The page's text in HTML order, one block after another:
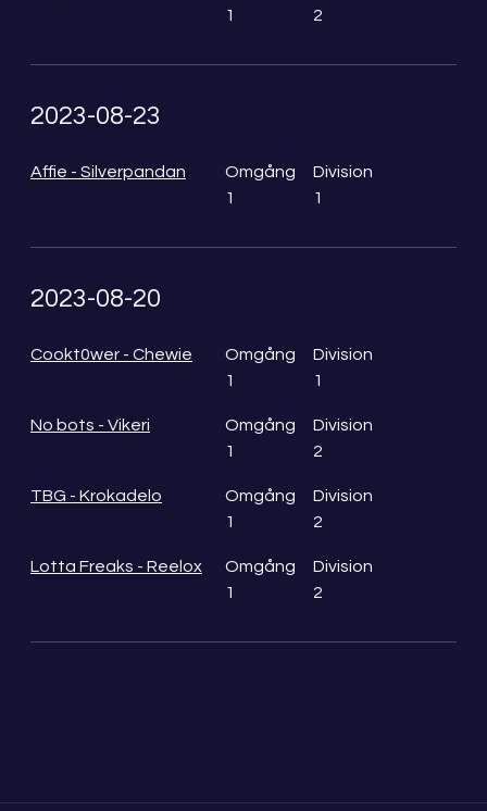
1
2
2023-08-23
Affie - Silverpandan
Omgång
1
Division
1
2023-08-20
Cookt0wer - Chewie
Omgång
1
Division
1
No bots - Vikeri
Omgång
1
Division
2
TBG - Krokadelo
Omgång
1
Division
2
Lotta Freaks - Reelox
Omgång
1
Division
2